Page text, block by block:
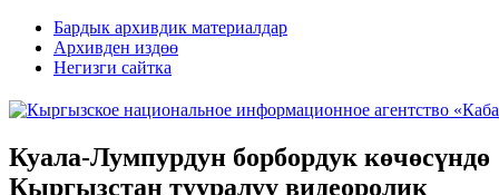
Бардык архивдик материалдар
Архивден издөө
Негизги сайтка
Куала-Лумпурдун борбордук көчөсүндө
Кыргызстан тууралуу видеоролик